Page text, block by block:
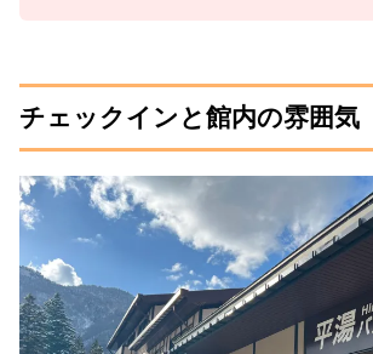
チェックインと館内の雰囲気